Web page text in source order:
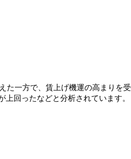
た一方で、賃上げ機運の高まりを受
回ったなどと分析されています。